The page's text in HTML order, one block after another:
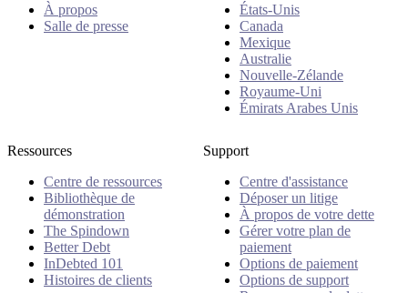
À propos
Salle de presse
États-Unis
Canada
Mexique
Australie
Nouvelle-Zélande
Royaume-Uni
Émirats Arabes Unis
Ressources
Centre de ressources
Bibliothèque de
démonstration
The Spindown
Better Debt
InDebted 101
Histoires de clients
Support
Centre d'assistance
Déposer un litige
À propos de votre dette
Gérer votre plan de
paiement
Options de paiement
Options de support